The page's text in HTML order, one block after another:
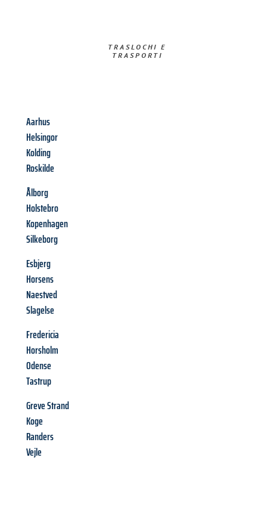
TRASLOCHI E
TRASPORTI​
Aarhus
Helsingor
Kolding
Roskilde
Ålborg
Holstebro
Kopenhagen
Silkeborg
Esbjerg
Horsens
Naestved
Slagelse
Fredericia
Horsholm
Odense
Tastrup
Greve Strand
Koge
Randers
Vejle